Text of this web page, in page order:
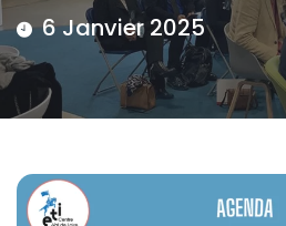
6 Janvier 2025